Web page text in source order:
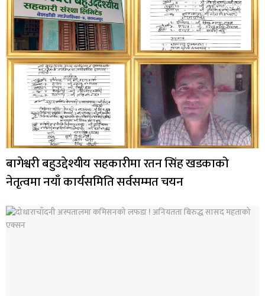
बागेश्वरी बहुउद्देश्यीय सहकारीमा रतन सिंह खडकाको
नेतृत्वमा नयाँ कार्यसमिति सर्वसम्मत चयन